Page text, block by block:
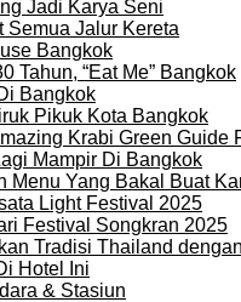
Jadi Karya Seni
Semua Jalur Kereta
Bangkok
Tahun, “Eat Me” Bangkok
Bangkok
Pikuk Kota Bangkok
Krabi Green Guide
Mampir Di Bangkok
Menu Yang Bakal Buat
Light Festival 2025
Festival Songkran 2025
Tradisi Thailand
Hotel Ini
& Stasiun